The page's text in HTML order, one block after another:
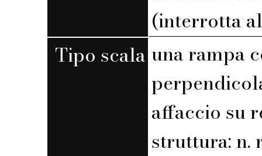
(interrotta
Tipo scala una rampa
affaccio su
struttura: n.